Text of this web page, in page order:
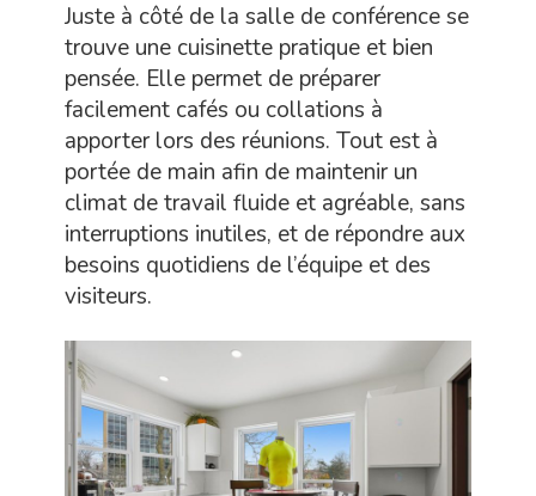
Juste à côté de la salle de conférence se
trouve une cuisinette pratique et bien
pensée. Elle permet de préparer
facilement cafés ou collations à
apporter lors des réunions. Tout est à
portée de main afin de maintenir un
climat de travail fluide et agréable, sans
interruptions inutiles, et de répondre aux
besoins quotidiens de l’équipe et des
visiteurs.